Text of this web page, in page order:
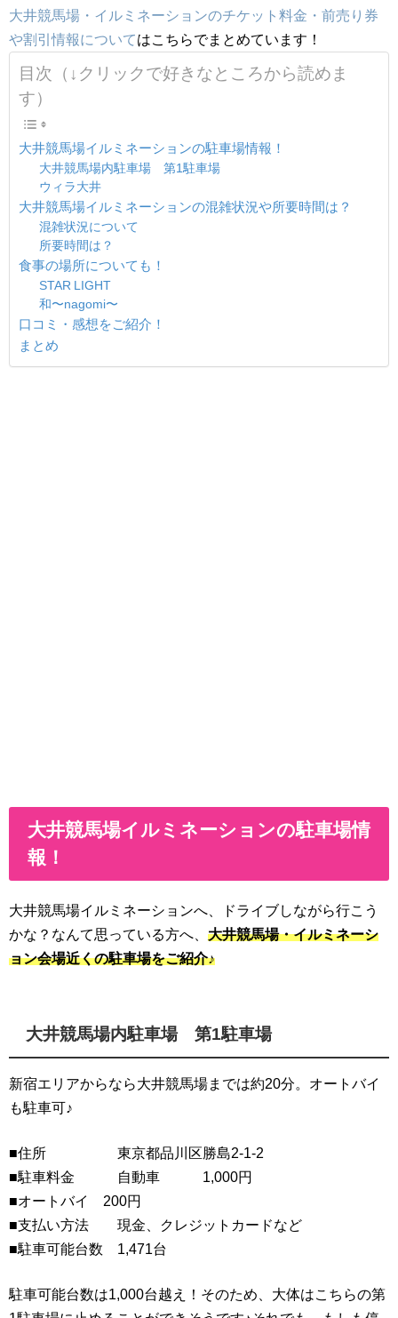
大井競馬場・イルミネーションのチケット料金・前売り券
や割引情報についてはこちらでまとめています！
目次（↓クリックで好きなところから読めま
す）
大井競馬場イルミネーションの駐車場情報！
大井競馬場内駐車場 第1駐車場
ウィラ大井
大井競馬場イルミネーションの混雑状況や所要時間は？
混雑状況について
所要時間は？
食事の場所についても！
STAR LIGHT
和〜nagomi〜
口コミ・感想をご紹介！
まとめ
大井競馬場イルミネーションの駐車場情
報！
大井競馬場イルミネーションへ、ドライブしながら行こう
かな？なんて思っている方へ、 大井競馬場・イルミネーシ
ョン会場近くの駐車場をご紹介♪
大井競馬場内駐車場 第1駐車場
新宿エリアからなら大井競馬場までは約20分。オートバイ
も駐車可♪
■住所 東京都品川区勝島2-1-2
■駐車料金 自動車 1,000円
■オートバイ 200円
■支払い方法 現金、クレジットカードなど
■駐車可能台数 1,471台
駐車可能台数は1,000台越え！そのため、大体はこちらの第